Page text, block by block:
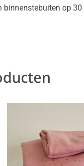
binnenstebuiten op